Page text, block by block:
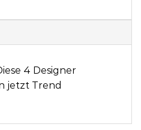
4 Designer
jetzt Trend